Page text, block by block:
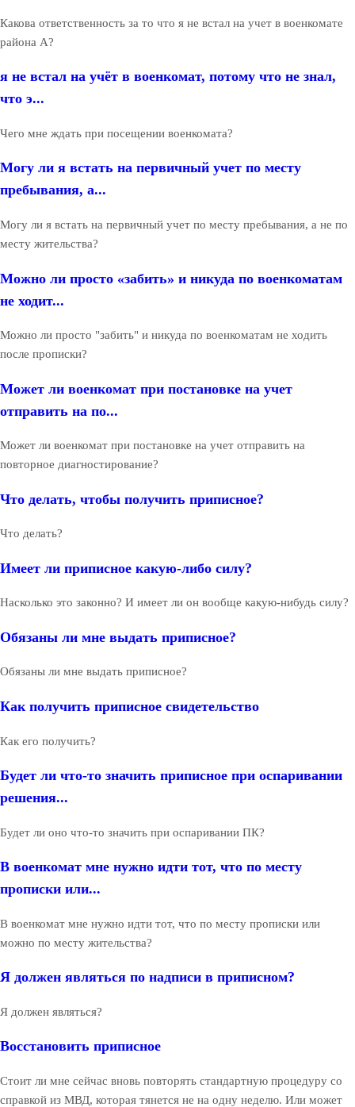
Какова ответственность за то что я не встал на учет в военкомате
района А?
я не встал на учёт в военкомат, потому что не знал,
что э...
Чего мне ждать при посещении военкомата?
Могу ли я встать на первичный учет по месту
пребывания, а...
Могу ли я встать на первичный учет по месту пребывания, а не по
месту жительства?
Можно ли просто «забить» и никуда по военкоматам
не ходит...
Можно ли просто "забить" и никуда по военкоматам не ходить
после прописки?
Может ли военкомат при постановке на учет
отправить на по...
Может ли военкомат при постановке на учет отправить на
повторное диагностирование?
Что делать, чтобы получить приписное?
Что делать?
Имеет ли приписное какую-либо силу?
Насколько это законно? И имеет ли он вообще какую-нибудь силу?
Обязаны ли мне выдать приписное?
Обязаны ли мне выдать приписное?
Как получить приписное свидетельство
Как его получить?
Будет ли что-то значить приписное при оспаривании
решения...
Будет ли оно что-то значить при оспаривании ПК?
В военкомат мне нужно идти тот, что по месту
прописки или...
В военкомат мне нужно идти тот, что по месту прописки или
можно по месту жительства?
Я должен являться по надписи в приписном?
Я должен являться?
Восстановить приписное
Стоит ли мне сейчас вновь повторять стандартную процедуру со
справкой из МВД, которая тянется не на одну неделю. Или может